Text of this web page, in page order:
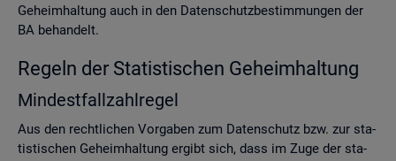
Ge­heim­hal­tung auch in den Da­ten­schutz­be­stim­mun­gen der
BA be­han­delt.
Re­geln der Sta­tis­ti­schen Ge­heim­hal­tung
Min­dest­fall­zahl­re­gel
Aus den recht­li­chen Vor­ga­ben zum Da­ten­schutz bzw. zur sta­
tis­ti­schen Ge­heim­hal­tung er­gibt sich, dass im Zuge der sta­